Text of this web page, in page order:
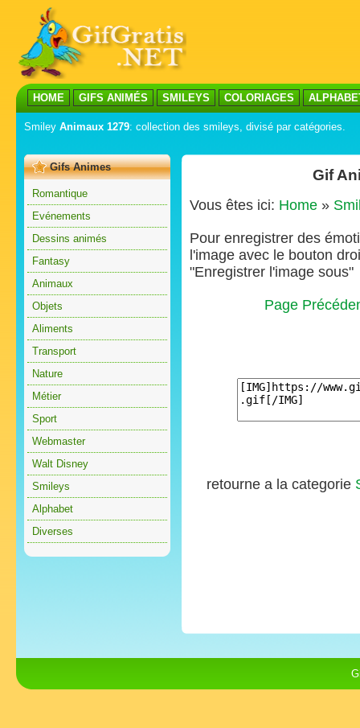
HOME GIFS ANIMÉS SMILEYS COLORIAGES
Smiley Animaux 1279: collection des smileys, divisé par catégories.
Gifs Animes
Romantique
Evénements
Dessins animés
Fantasy
Animaux
Objets
Aliments
Transport
Nature
Métier
Sport
Webmaster
Walt Disney
Smileys
Alphabet
Diverses
Gif
Vous êtes ici: Home »
Pour enregistrer des
l'image avec le bouton
"Enregistrer l'image sous"
Page
retourne a la categorie